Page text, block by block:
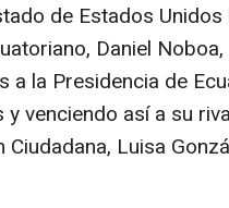
de Estados
Daniel
a la Presidencia de
venciendo así a su
Luisa